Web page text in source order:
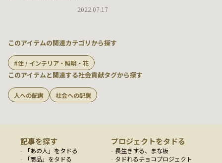
2022.07.17
このアイテムの関連カテゴリから探す
住 / インテリア・照明・花
このアイテムと関連する社会貢献タグから探す
人への配慮 社会への配慮
記事を探す
「あの人 」をタドる
「商品」をタドる
プロジェクトをタドる
長生きする、まな板
タドれるチョコプロジェクト